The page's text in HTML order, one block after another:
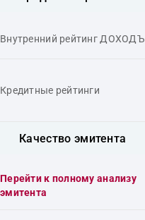
Внутренний рейтинг ДОХОДЪ
Кредитные рейтинги
Качество эмитента
Перейти к полному анализу
эмитента